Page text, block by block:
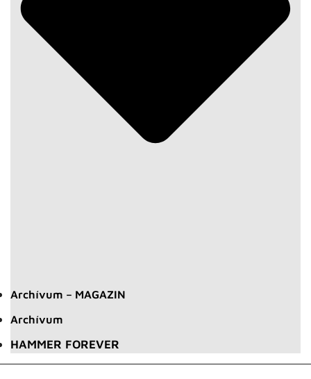
Archívum – MAGAZIN
Archívum
HAMMER FOREVER